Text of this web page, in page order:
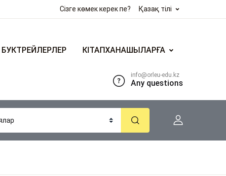
Сізге көмек керек пе? Қазақ тілі
КІТАПХАНАШЫЛАРҒА
info@orleu-edu.kz
Any questions